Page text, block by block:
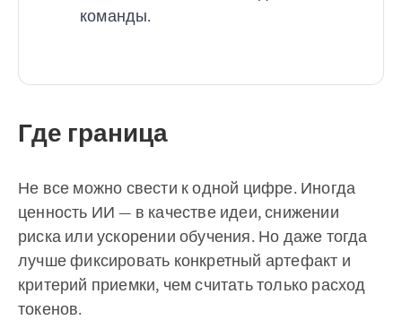
команды.
Где граница
Не все можно свести к одной цифре. Иногда
ценность ИИ — в качестве идеи, снижении
риска или ускорении обучения. Но даже тогда
лучше фиксировать конкретный артефакт и
критерий приемки, чем считать только расход
токенов.